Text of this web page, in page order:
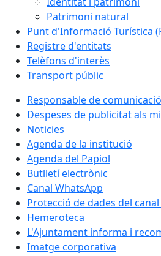
Patrimoni natural
Punt d'Informació Turística
Registre d'entitats
Telèfons d'interès
Transport públic
Responsable de comunicació
Despeses de publicitat als
Noticies
Agenda de la institució
Agenda del Papiol
Butlletí electrònic
Canal WhatsApp
Protecció de dades del
Hemeroteca
L'Ajuntament informa i
Imatge corporativa